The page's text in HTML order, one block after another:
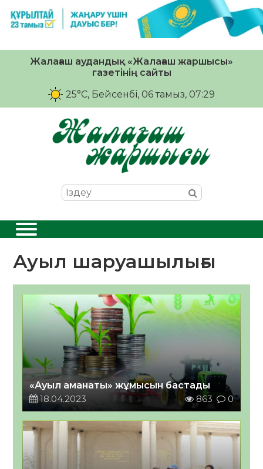
Жалағаш аудандық «Жалағаш жаршысы»
газетінің сайты
25°C, Бейсенбі, 06 тамыз, 07:29
Ауыл шаруашылығы
«Ауыл аманаты» жұмысын бастады
18.04.2023
863 0